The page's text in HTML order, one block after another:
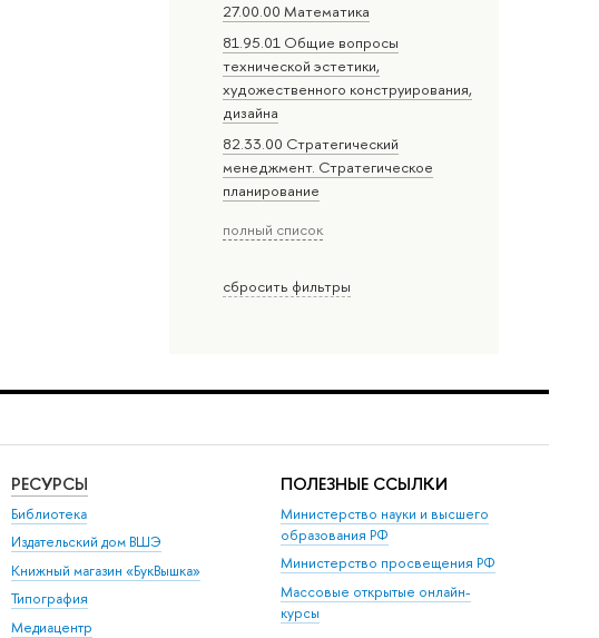
27.00.00 Математика
81.95.01 Общие вопросы
технической эстетики,
художественного конструирования,
дизайна
82.33.00 Стратегический
менеджмент. Стратегическое
планирование
полный список
сбросить фильтры
РЕСУРСЫ
Библиотека
Издательский дом ВШЭ
Книжный магазин «БукВышка»
Типография
Медиацентр
ПОЛЕЗНЫЕ ССЫЛКИ
Министерство науки и высшего
образования РФ
Министерство просвещения РФ
Массовые открытые онлайн-
курсы